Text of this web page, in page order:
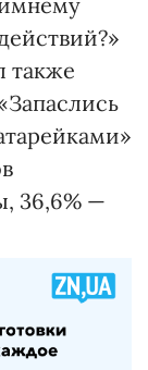
также
36,6% —